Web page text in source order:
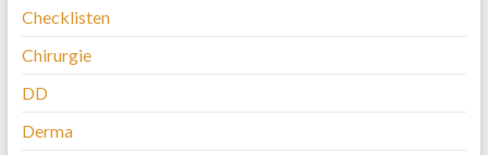
Checklisten
Chirurgie
DD
Derma